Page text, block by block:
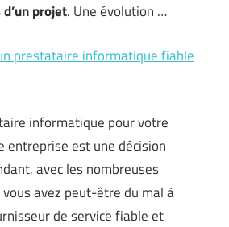
projet. Une évolution …
prestataire informatique fiable
informatique pour votre
entreprise est une décision
avec les nombreuses
avez peut-être du mal à
de service fiable et